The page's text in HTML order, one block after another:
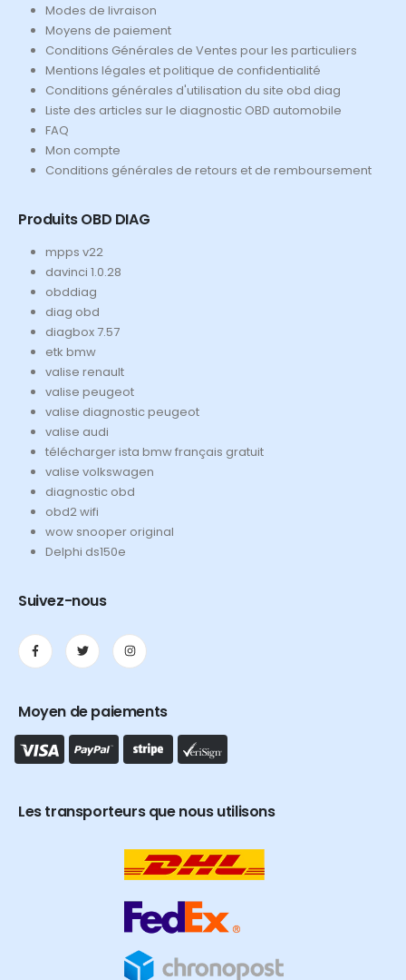
Modes de livraison
Moyens de paiement
Conditions Générales de Ventes pour les particuliers
Mentions légales et politique de confidentialité
Conditions générales d'utilisation du site obd diag
Liste des articles sur le diagnostic OBD automobile
FAQ
Mon compte
Conditions générales de retours et de remboursement
Produits OBD DIAG
mpps v22
davinci 1.0.28
obddiag
diag obd
diagbox 7.57
etk bmw
valise renault
valise peugeot
valise diagnostic peugeot
valise audi
télécharger ista bmw français gratuit
valise volkswagen
diagnostic obd
obd2 wifi
wow snooper original
Delphi ds150e
Suivez-nous
Moyen de paiements
Les transporteurs que nous utilisons